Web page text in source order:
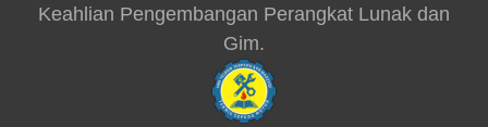
Keahlian Pengembangan Perangkat Lunak dan
Gim.